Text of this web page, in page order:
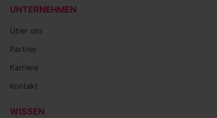
UNTERNEHMEN
Über uns
Partner
Karriere
Kontakt
WISSEN